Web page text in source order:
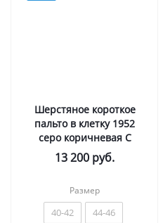
Шерстяное короткое
пальто в клетку 1952
серо коричневая С
13 200 руб.
Размер
40-42
44-46